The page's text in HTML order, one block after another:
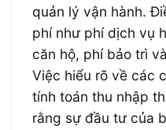
quản lý vận hành.
phí như phí dịch vụ
căn hộ, phí bảo trì
Việc hiểu rõ về các
tính toán thu nhập
rằng sự đầu tư của